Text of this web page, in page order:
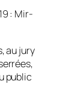
: Mir-
au jury
public